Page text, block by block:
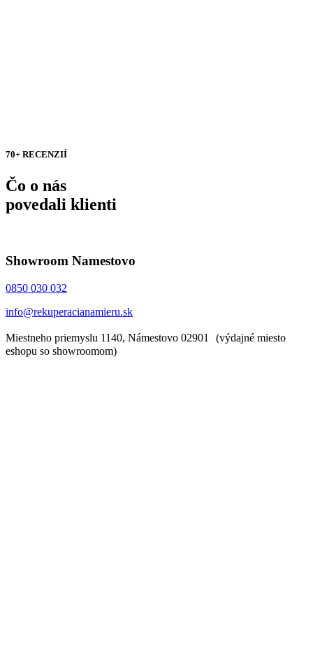
70+ RECENZIÍ
Čo o nás
povedali klienti
Showroom Namestovo
0850 030 032
info@rekuperacianamieru.sk
Miestneho priemyslu 1140, Námestovo 02901 (výdajné miesto
eshopu so showroomom)